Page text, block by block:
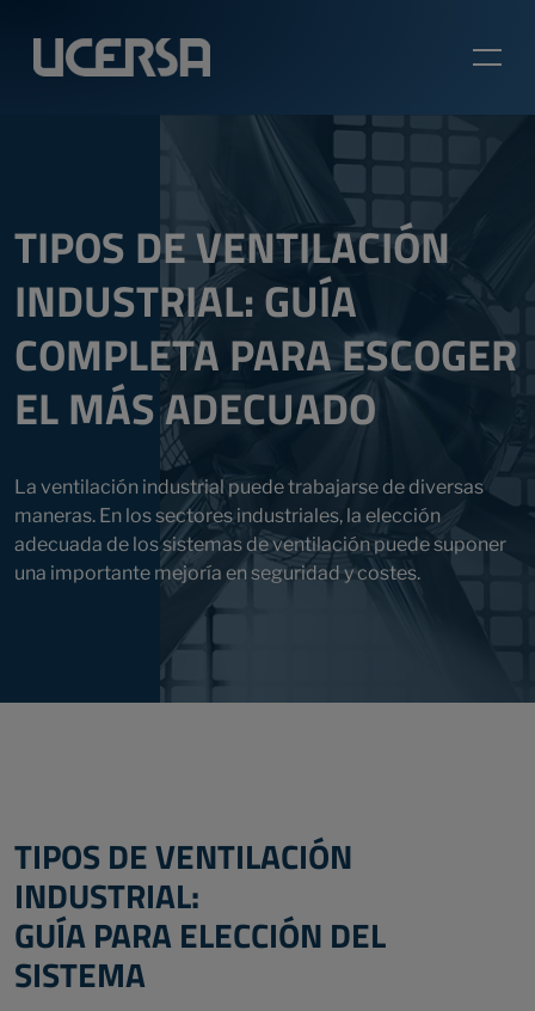
TIPOS DE VENTILACIÓN
INDUSTRIAL: GUÍA
COMPLETA PARA ESCOGER
EL MÁS ADECUADO
La ventilación industrial puede trabajarse de diversas
maneras. En los sectores industriales, la elección
adecuada de los sistemas de ventilación puede suponer
una importante mejoría en seguridad y costes.
TIPOS DE VENTILACIÓN
INDUSTRIAL:
GUÍA PARA ELECCIÓN DEL
SISTEMA